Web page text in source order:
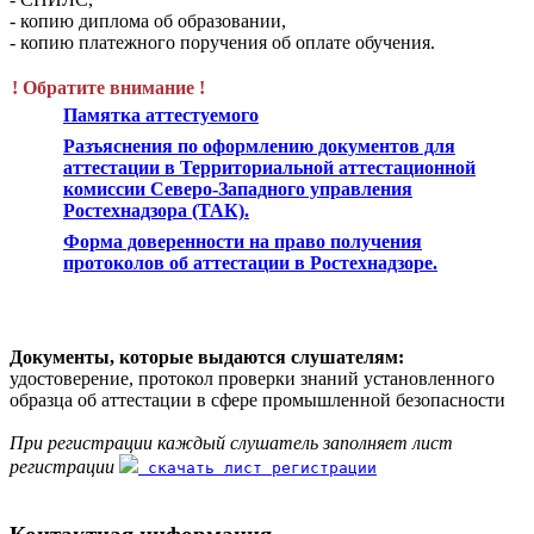
- копию диплома об образовании,
- копию платежного поручения об оплате обучения.
! Обратите внимание !
Памятка аттестуемого
Разъяснения по оформлению документов для
аттестации в Территориальной аттестационной
комиссии Северо-Западного управления
Ростехнадзора (ТАК).
Форма доверенности на право получения
протоколов об аттестации в Ростехнадзоре.
Документы, которые выдаются слушателям:
удостоверение, протокол проверки знаний установленного
образца об аттестации в сфере промышленной безопасности
При регистрации каждый слушатель заполняет лист
регистрации
скачать лист регистрации